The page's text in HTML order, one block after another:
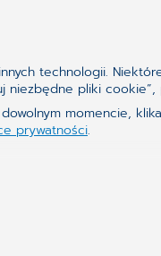
technologii.
pliki
momencie,
prywatności.